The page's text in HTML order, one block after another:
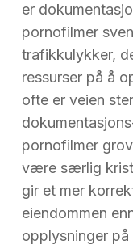
er
pornofilmer
trafikkulykker,
ressurser på å
ofte er veien
pornofilmer
være særlig
gir et mer
eiendommen
opplysninger